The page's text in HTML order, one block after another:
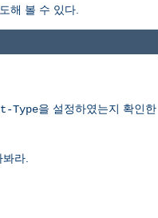
해 볼 수 있다.
Type을 설정하였는지 확인한
라.